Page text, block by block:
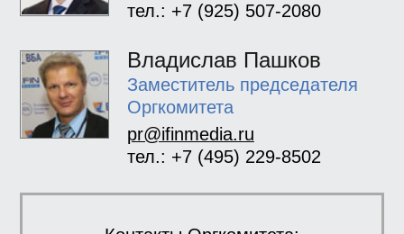
тел.: +7 (925) 507-2080
Владислав Пашков
Заместитель председателя
Оргкомитета
pr@ifinmedia.ru
тел.: +7 (495) 229-8502